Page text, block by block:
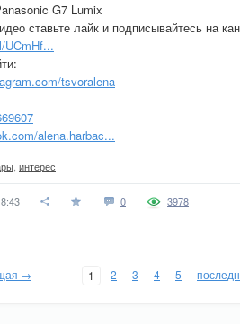
G7 Lumix
ставьте лайк и подписывайтесь на
UCmHf...
tsvoralena
alena.harbac...
интерес
0 3978
→ 1 2 3 4 5